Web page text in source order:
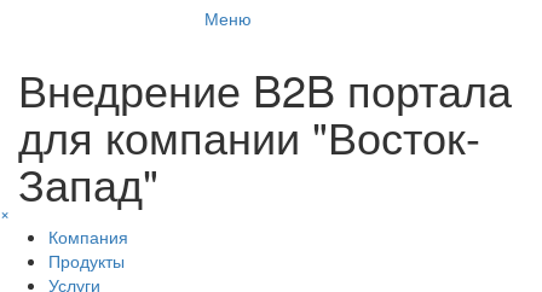
Меню
Внедрение B2B портала
для компании "Восток-
Запад"
×
Компания
Продукты
Услуги